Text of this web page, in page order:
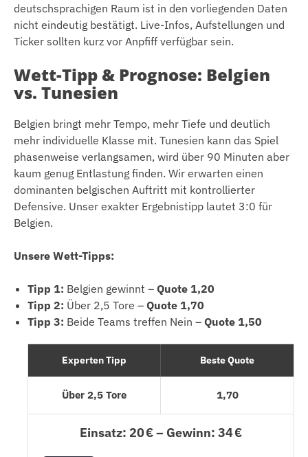
deutschsprachigen Raum ist in den vorliegenden Daten
nicht eindeutig bestätigt. Live-Infos, Aufstellungen und
Ticker sollten kurz vor Anpfiff verfügbar sein.
Wett-Tipp & Prognose: Belgien
vs. Tunesien
Belgien bringt mehr Tempo, mehr Tiefe und deutlich
mehr individuelle Klasse mit. Tunesien kann das Spiel
phasenweise verlangsamen, wird über 90 Minuten aber
kaum genug Entlastung finden. Wir erwarten einen
dominanten belgischen Auftritt mit kontrollierter
Defensive. Unser exakter Ergebnistipp lautet 3:0 für
Belgien.
Unsere Wett-Tipps:
Tipp 1: Belgien gewinnt – Quote 1,20
Tipp 2: Über 2,5 Tore – Quote 1,70
Tipp 3: Beide Teams treffen Nein – Quote 1,50
Experten Tipp Beste Quote
Über 2,5 Tore 1,70
Einsatz: 20 € – Gewinn: 34 €